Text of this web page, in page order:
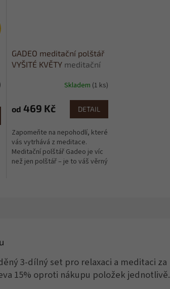
GADEO meditační polštář
VYŠITÉ KVĚTY meditační
Skladem (1 ks)
od 469 Kč DETAIL
Zapomeňte na nepohodlí, které
vás vytrhává z meditace.
Meditační polštář Gadeo je víc
než jen polštář – je to váš věrný
3-dílný set pro relaxaci a meditaci za
15% oproti nákupu položek jednotlivě.